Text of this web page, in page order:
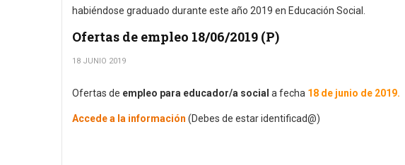
habiéndose graduado durante este año 2019 en Educación Social.
Ofertas de empleo 18/06/2019 (P)
18 JUNIO 2019
Ofertas de empleo para educador/a social a fecha 18 de junio de 2019.
Accede a la información (Debes de estar identificad@)